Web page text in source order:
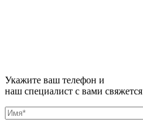
Укажите ваш телефон и
наш специалист с вами свяжется